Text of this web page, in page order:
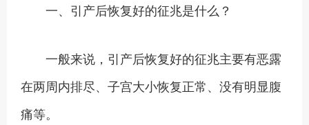
一、引产后恢复好的征兆是什么？
一般来说，引产后恢复好的征兆主要有恶露
在两周内排尽、子宫大小恢复正常、没有明显腹
痛等。